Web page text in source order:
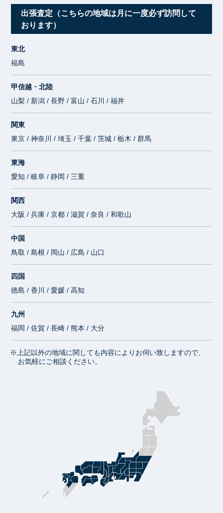
出張査定（こちらの地域は月に一度必ず訪問して
おります）
東北
福島
甲信越・北陸
山梨 / 新潟 / 長野 / 富山 / 石川 / 福井
関東
東京 / 神奈川 / 埼玉 / 千葉 / 茨城 / 栃木 / 群馬
東海
愛知 / 岐阜 / 静岡 / 三重
関西
大阪 / 兵庫 / 京都 / 滋賀 / 奈良 / 和歌山
中国
鳥取 / 島根 / 岡山 / 広島 / 山口
四国
徳島 / 香川 / 愛媛 / 高知
九州
福岡 / 佐賀 / 長崎 / 熊本 / 大分
※上記以外の地域に関しても内容によりお伺い致しますので、
お気軽にご相談ください。